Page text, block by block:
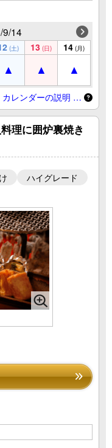
9/14
(土) 13 (日) 14 (月)
カレンダーの説明 …
理に囲炉裏焼き
ハイグレード